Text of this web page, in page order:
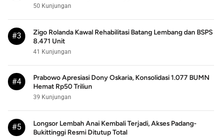
50 Kunjungan
#3
Zigo Rolanda Kawal Rehabilitasi Batang Lembang dan BSPS
8.471 Unit
41 Kunjungan
#4
Prabowo Apresiasi Dony Oskaria, Konsolidasi 1.077 BUMN
Hemat Rp50 Triliun
39 Kunjungan
#5
Longsor Lembah Anai Kembali Terjadi, Akses Padang-
Bukittinggi Resmi Ditutup Total